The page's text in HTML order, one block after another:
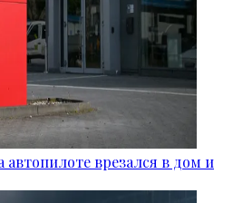
автопилоте врезался в дом и